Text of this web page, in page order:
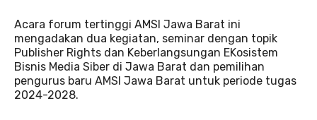
Acara forum tertinggi AMSI Jawa Barat ini
mengadakan dua kegiatan, seminar dengan topik
Publisher Rights dan Keberlangsungan EKosistem
Bisnis Media Siber di Jawa Barat dan pemilihan
pengurus baru AMSI Jawa Barat untuk periode tugas
2024-2028.